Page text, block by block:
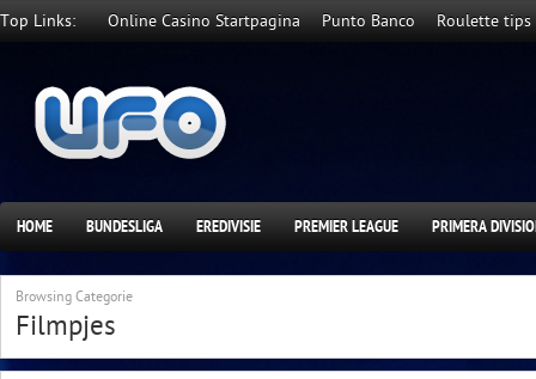
Top Links: Online Casino Startpagina Punto Banco Roulette tips
HOME BUNDESLIGA EREDIVISIE PREMIER LEAGUE PRIMERA
Browsing Categorie
Filmpjes